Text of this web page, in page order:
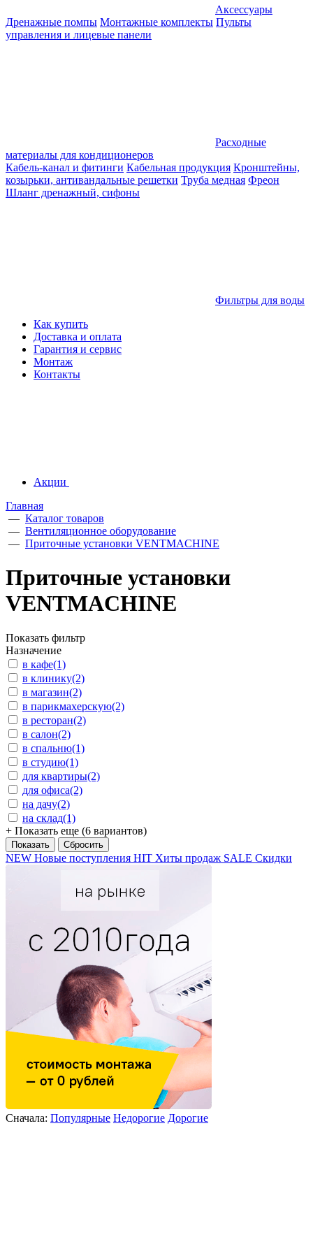
Аксессуары
Дренажные помпы Монтажные комплекты Пульты
управления и лицевые панели
Расходные
материалы для кондиционеров
Кабель-канал и фитинги Кабельная продукция Кронштейны,
козырьки, антивандальные решетки Труба медная Фреон
Шланг дренажный, сифоны
Фильтры для воды
Как купить
Доставка и оплата
Гарантия и сервис
Монтаж
Контакты
Акции
Главная
— Каталог товаров
— Вентиляционное оборудование
— Приточные установки VENTMACHINE
Приточные установки
VENTMACHINE
Показать фильтр
Назначение
в кафе(1)
в клинику(2)
в магазин(2)
в парикмахерскую(2)
в ресторан(2)
в салон(2)
в спальню(1)
в студию(1)
для квартиры(2)
для офиса(2)
на дачу(2)
на склад(1)
+ Показать еще (6 вариантов)
NEW Новые поступления HIT Хиты продаж SALE Скидки
Сначала: Популярные Недорогие Дорогие